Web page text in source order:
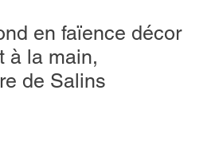
en faïence décor
à la main,
de Salins